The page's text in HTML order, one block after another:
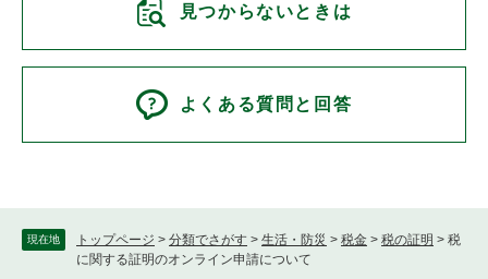
現在地 トップページ > 分類でさがす > 生活・防災 > 税金 > 税の証明 > 税
に関する証明のオンライン申請について
見つからないときは
よくある質問と回答